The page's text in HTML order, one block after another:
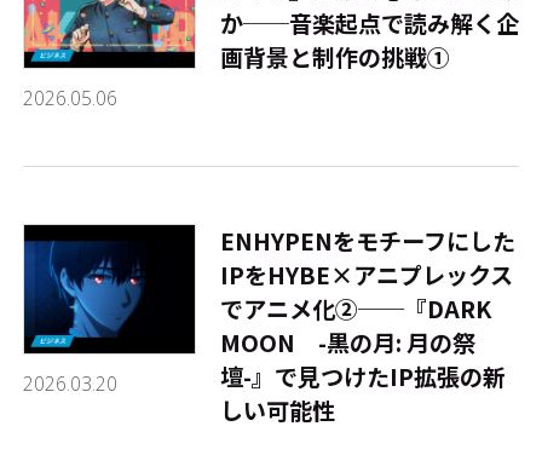
2026.05.06
か──音楽起点で読み解く企
画背景と制作の挑戦①
2026.03.20
ENHYPENをモチーフにした
IPをHYBE×アニプレックス
でアニメ化②──『DARK
MOON -黒の月: 月の祭
壇-』で見つけたIP拡張の新
しい可能性